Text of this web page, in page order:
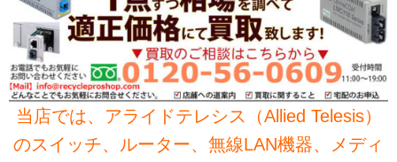
当店では、アライドテレシス（Allied Telesis）
のスイッチ、ルーター、無線LAN機器、メディ